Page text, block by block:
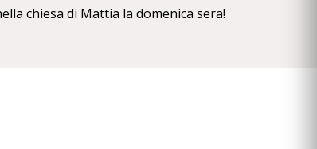
chiesa di Mattia la domenica sera!
della sua incoronazione. L'"organo reale" è
Budapest della fabbrica Rieger, secondo i